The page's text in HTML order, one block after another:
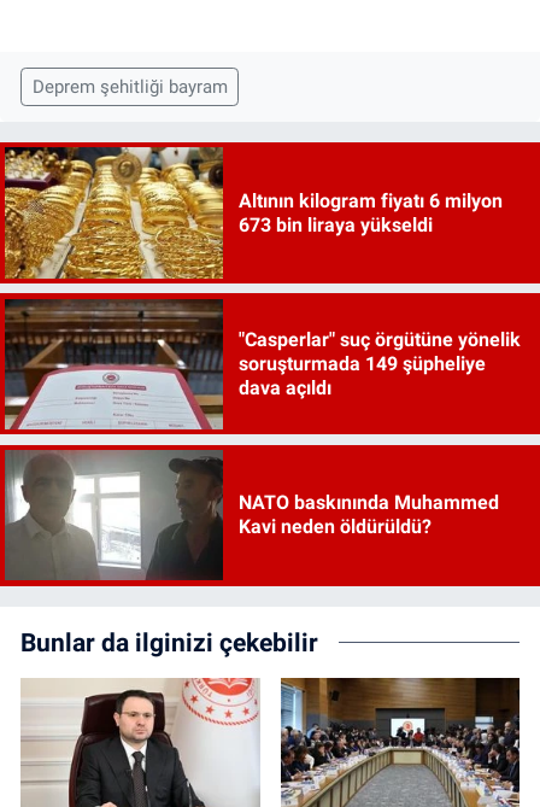
Deprem şehitliği bayram
Altının kilogram fiyatı 6 milyon
673 bin liraya yükseldi
"Casperlar" suç örgütüne yönelik
soruşturmada 149 şüpheliye
dava açıldı
NATO baskınında Muhammed
Kavi neden öldürüldü?
Bunlar da ilginizi çekebilir